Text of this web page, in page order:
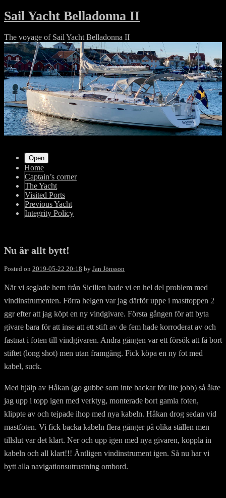
Skip
to
Sail Yacht Belladonna II
The voyage of Sail Yacht Belladonna II
Primary
Navigation
Open
Home
Captain’s corner
The Yacht
Visited Ports
Previous Yacht
Integrity Policy
Nu är allt bytt!
Posted on 2019-05-22 20:18 by Jan Jönsson
När vi seglade hem från Sicilien hade vi en hel del problem med
vindinstrumenten. Förra helgen var jag därför uppe i masttoppen 2
ggr efter att jag köpt en ny vindgivare. Första gången för att byta
givare bara för att inse att ett stift av de fem hade korroderat av och
fastnat i foten till vindgivaren. Andra gången var ett försök att få bort
stiftet (long shot) men utan framgång. Fick köpa en ny fot med
kabel, suck.
Med hjälp av Håkan (go gubbe som inte backar för lite jobb) så åkte
jag upp i topp igen med verktyg, monterade bort gamla foten,
klippte av och tejpade ihop med nya kabeln. Håkan drog sedan vid
mastfoten. Vi fick backa kabeln flera gånger på olika ställen men
tillslut var det klart. Ner och upp igen med nya givaren, koppla in
kabeln och all klart!!! Äntligen vindinstrument igen. Så nu har vi
bytt alla navigationsutrustning ombord.